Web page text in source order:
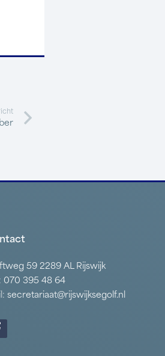
59 2289 AL Rijswijk
070 395 48 64
secretariaat@rijswijksegolf.nl